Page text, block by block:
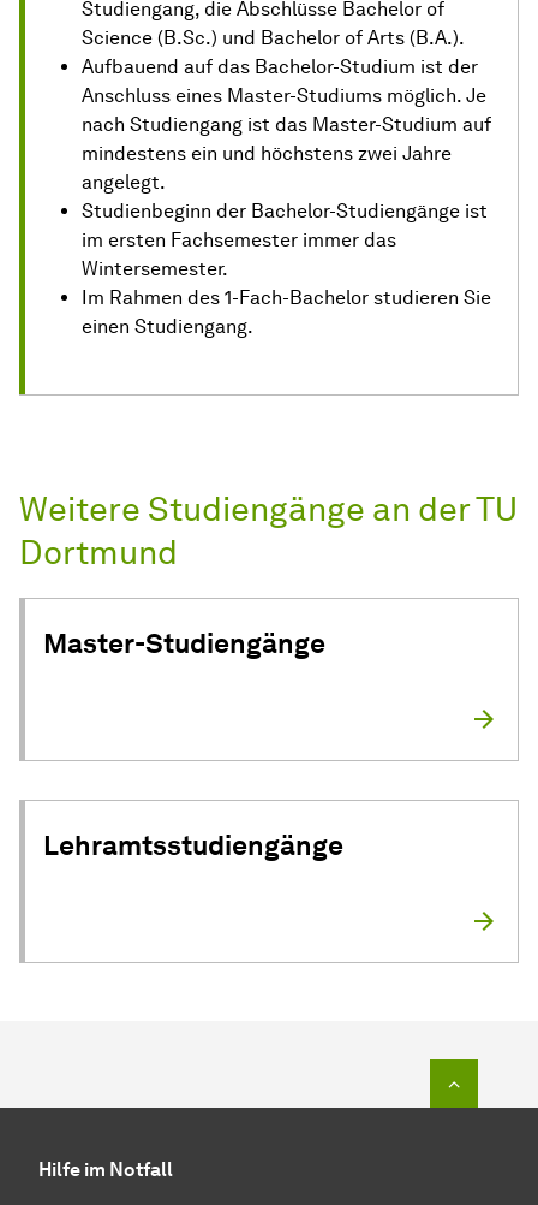
Studiengang, die Abschlüsse Bachelor of
Science (B.Sc.) und Bachelor of Arts (B.A.).
Aufbauend auf das Bachelor-Studium ist der
Anschluss eines Master-Studiums möglich. Je
nach Studiengang ist das Master-Studium auf
mindestens ein und höchstens zwei Jahre
angelegt.
Studienbeginn der Bachelor-Studiengänge ist
im ersten Fachsemester immer das
Wintersemester.
Im Rahmen des 1-Fach-Bachelor studieren Sie
einen Studiengang.
Weitere Studiengänge an der TU
Dortmund
Master-Studiengänge
Lehramtsstudiengänge
Hilfe im Notfall